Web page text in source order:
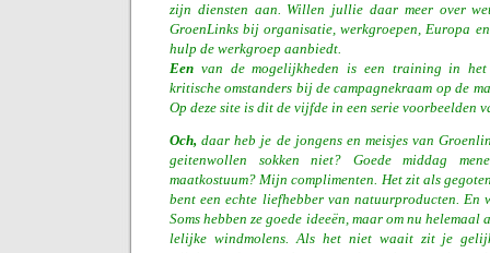
zijn diensten aan. Willen jullie daar meer over
GroenLinks bij organisatie, werkgroepen, Europa
hulp de werkgroep aanbiedt.
Een van de mogelijkheden is een training in het
kritische omstanders bij de campagnekraam op de
Op deze site is dit de vijfde in een serie voorbeelden
Och,daar heb je de jongens en meisjes van
geitenwollen sokken niet? Goede middag
maatkostuum? Mijn complimenten. Het zit als
bent een echte liefhebber van natuurproducten. En
Soms hebben ze goede ideeën, maar om nu
lelijke windmolens. Als het niet waait zit je